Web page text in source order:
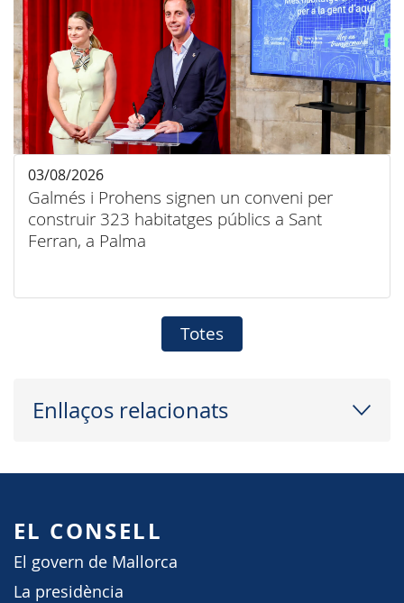
Galmés i Prohens signen un conveni per
construir 323 habitatges públics a Sant
Ferran, a Palma
03/08/2026
Totes
Enllaços relacionats
EL CONSELL
El govern de Mallorca
La presidència